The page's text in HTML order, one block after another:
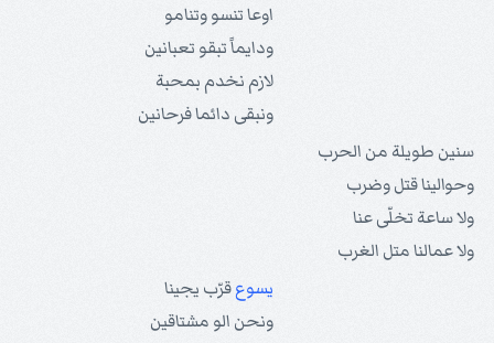
اوعا تنسو وتنامو
ودايماً تبقو تعبانين
لازم نخدم بمحبة
ونبقى دائما فرحانين
سنين طويلة من الحرب
وحوالينا قتل وضرب
ولا ساعة تخلّى عنا
ولا عمالنا متل الغرب
يسوعقرّب يجينا
ونحن الو مشتاقين